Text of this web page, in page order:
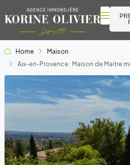
Home
Maison
Aix-en-Provence : Maison de Maitre